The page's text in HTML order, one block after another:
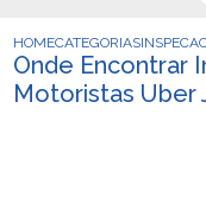
HOMECATEGORIAS
Onde Encontrar
Motoristas Uber